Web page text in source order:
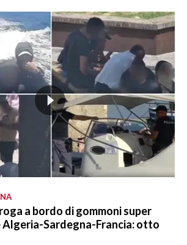
a bordo di gommoni super
Algeria-Sardegna-Francia: otto